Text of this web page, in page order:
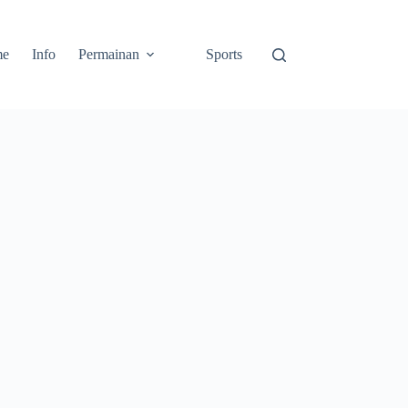
Info Permainan Sports